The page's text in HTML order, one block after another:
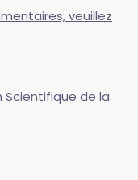
veuillez
de la